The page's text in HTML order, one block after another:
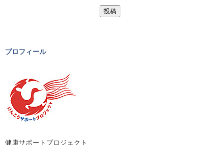
プロフィール
健康サポートプロジェクト